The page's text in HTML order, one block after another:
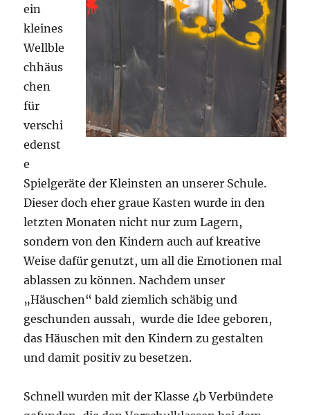
ein
kleines
Wellble
chhäus
chen
für
verschi
edenst
e
Spielgeräte der Kleinsten an unserer Schule.
Dieser doch eher graue Kasten wurde in den
letzten Monaten nicht nur zum Lagern,
sondern von den Kindern auch auf kreative
Weise dafür genutzt, um all die Emotionen mal
ablassen zu können. Nachdem unser
„Häuschen“ bald ziemlich schäbig und
geschunden aussah, wurde die Idee geboren,
das Häuschen mit den Kindern zu gestalten
und damit positiv zu besetzen.
Schnell wurden mit der Klasse 4b Verbündete